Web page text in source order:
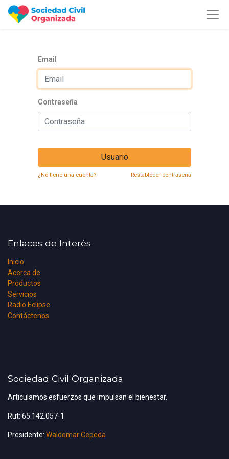
Email
Contraseña
Usuario
¿No tiene una cuenta? Restablecer contraseña
Enlaces de Interés
Inicio
Acerca de
Productos
Servicios
Radio Eclipse
Contáctenos
Sociedad Civil Organizada
Articulamos esfuerzos que impulsan el bienestar.
Rut: 65.142.057-1
Presidente: Waldemar Cepeda